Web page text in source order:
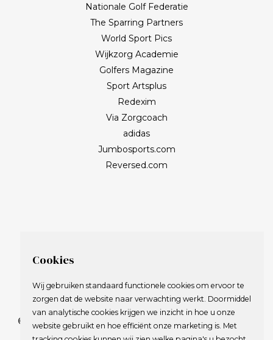
Nationale Golf Federatie
The Sparring Partners
World Sport Pics
Wijkzorg Academie
Golfers Magazine
Sport Artsplus
Redexim
Via Zorgcoach
adidas
Jumbosports.com
Reversed.com
© 2009-2023 Nederlandse Vereniging van Golfspelende
Journalisten.
Cookies
Wij gebruiken standaard functionele cookies om ervoor te
zorgen dat de website naar verwachting werkt. Doormiddel
van analytische cookies krijgen we inzicht in hoe u onze
website gebruikt en hoe efficiënt onze marketing is. Met